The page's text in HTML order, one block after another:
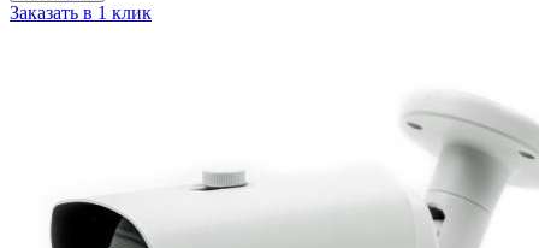
Заказать в 1 клик